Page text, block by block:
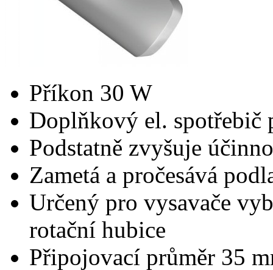
Příkon 30 W
Doplňkový el. spotřebič
Podstatně zvyšuje
Zametá a pročesává
Určený pro vysavače
rotační hubice
Připojovací průměr 35